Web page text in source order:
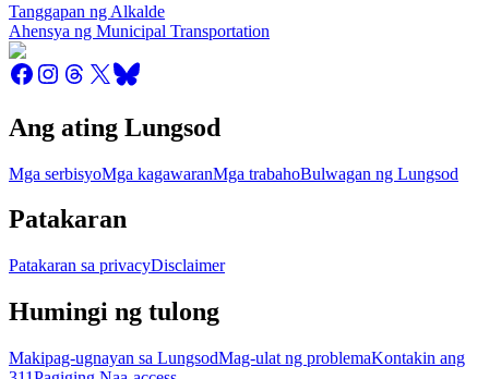
Tanggapan ng Alkalde
Ahensya ng Municipal Transportation
Ang ating Lungsod
Mga serbisyoMga kagawaranMga trabahoBulwagan ng Lungsod
Patakaran
Patakaran sa privacyDisclaimer
Humingi ng tulong
Makipag-ugnayan sa LungsodMag-ulat ng problemaKontakin ang